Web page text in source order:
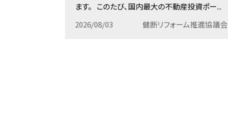
ます。 このたび、国内最大の不動産投資ポー...
2026/08/03
健断リフォーム推進協議会